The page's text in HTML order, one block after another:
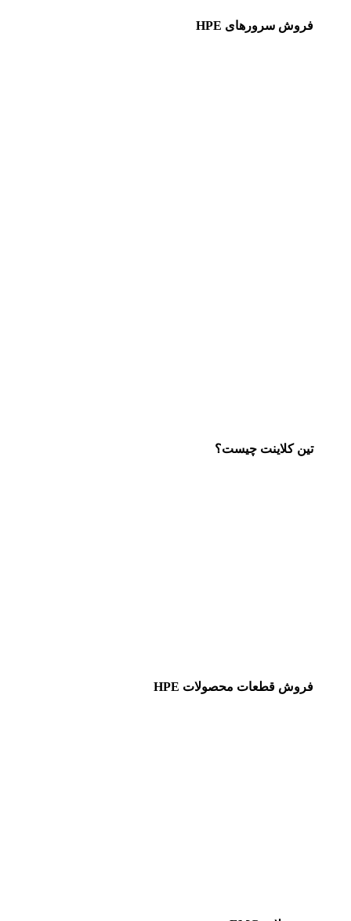
فروش سرورهای HPE
تین کلاینت چیست؟
فروش قطعات محصولات HPE